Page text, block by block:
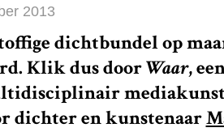
2013
dichtbundel op
Klik dus doorWaar,
dichter en kunstenaar